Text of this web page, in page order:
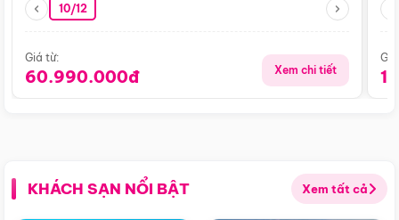
10/12
Giá từ:
60.990.000đ Xem chi tiết
KHÁCH SẠN NỔI BẬT Xem tất cả